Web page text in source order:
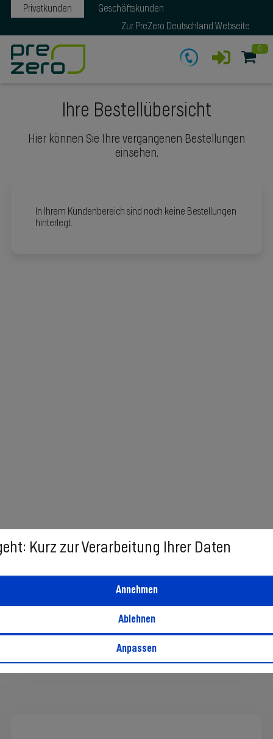
Kurz zur Verarbeitung Ihrer Daten
Anpassen
Ablehnen
Annehmen
Privatkunden
Geschäftskunden
Zur PreZero Deutschland Webseite
0
Ihre Bestellübersicht
Hier können Sie Ihre vergangenen Bestellungen
einsehen.
In Ihrem Kundenbereich sind noch keine Bestellungen
hinterlegt.